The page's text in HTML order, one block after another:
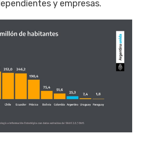
y empresas.